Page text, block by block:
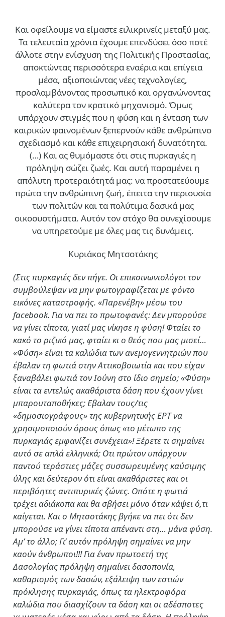
Και οφείλουμε να είμαστε ειλικρινείς μεταξύ μας.
Τα τελευταία χρόνια έχουμε επενδύσει όσο ποτέ
άλλοτε στην ενίσχυση της Πολιτικής Προστασίας,
αποκτώντας περισσότερα εναέρια και επίγεια
μέσα, αξιοποιώντας νέες τεχνολογίες,
προσλαμβάνοντας προσωπικό και οργανώνοντας
καλύτερα τον κρατικό μηχανισμό. Όμως
υπάρχουν στιγμές που η φύση και η ένταση των
καιρικών φαινομένων ξεπερνούν κάθε ανθρώπινο
σχεδιασμό και κάθε επιχειρησιακή δυνατότητα.
(…) Και ας θυμόμαστε ότι στις πυρκαγιές η
πρόληψη σώζει ζωές. Και αυτή παραμένει η
απόλυτη προτεραιότητά μας: να προστατεύουμε
πρώτα την ανθρώπινη ζωή, έπειτα την περιουσία
των πολιτών και τα πολύτιμα δασικά μας
οικοσυστήματα. Αυτόν τον στόχο θα συνεχίσουμε
να υπηρετούμε με όλες μας τις δυνάμεις.
Κυριάκος Μητσοτάκης
(Στις πυρκαγιές δεν πήγε. Οι επικοινωνιολόγοι τον
συμβούλεψαν να μην φωτογραφίζεται με φόντο
εικόνες καταστροφής. «Παρενέβη» μέσω του
facebook. Για να πει το πρωτοφανές: Δεν μπορούσε
να γίνει τίποτα, γιατί μας νίκησε η φύση! Φταίει το
κακό το ριζικό μας, φταίει κι ο θεός που μας μισεί…
«Φύση» είναι τα καλώδια των ανεμογεννητριών που
έβαλαν τη φωτιά στην Αττικοβοιωτία και που είχαν
ξαναβάλει φωτιά τον Ιούνη στο ίδιο σημείο; «Φύση»
είναι τα εντελώς ακαθάριστα δάση που έχουν γίνει
μπαρουταποθήκες; Εβαλαν τους/τις
«δημοσιογράφους» της κυβερνητικής ΕΡΤ να
χρησιμοποιούν όρους όπως «το μέτωπο της
πυρκαγιάς εμφανίζει συνέχεια»! Ξέρετε τι σημαίνει
αυτό σε απλά ελληνικά; Οτι πρώτον υπάρχουν
παντού τεράστιες μάζες συσσωρευμένης καύσιμης
ύλης και δεύτερον ότι είναι ακαθάριστες και οι
περιβόητες αντιπυρικές ζώνες. Οπότε η φωτιά
τρέχει αδιάκοπα και θα σβήσει μόνο όταν κάψει ό,τι
καίγεται. Και ο Μητσοτάκης βγήκε να πει ότι δεν
μπορούσε να γίνει τίποτα απέναντι στη… μάνα φύση.
Αμ’ το άλλο; Γι’ αυτόν πρόληψη σημαίνει να μην
καούν άνθρωποι!!! Για έναν πρωτοετή της
Δασολογίας πρόληψη σημαίνει δασοπονία,
καθαρισμός των δασών, εξάλειψη των εστιών
πρόκλησης πυρκαγιάς, όπως τα ηλεκτροφόρα
καλώδια που διασχίζουν τα δάση και οι αδέσποτες